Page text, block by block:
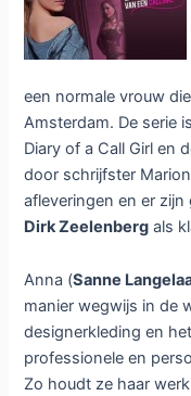
een normale vrouw
Amsterdam. De serie
Diary of a Call Girl en
door schrijfster
afleveringen en er zijn
Dirk Zeelenberg als
Anna (Sanne
manier wegwijs in de
designerkleding en
professionele en
Zo houdt ze haar